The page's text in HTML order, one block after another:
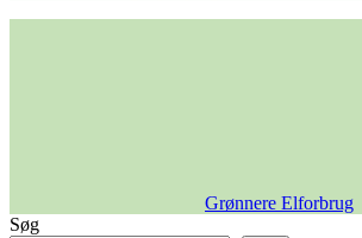
Grønnere Elforbrug
Søg